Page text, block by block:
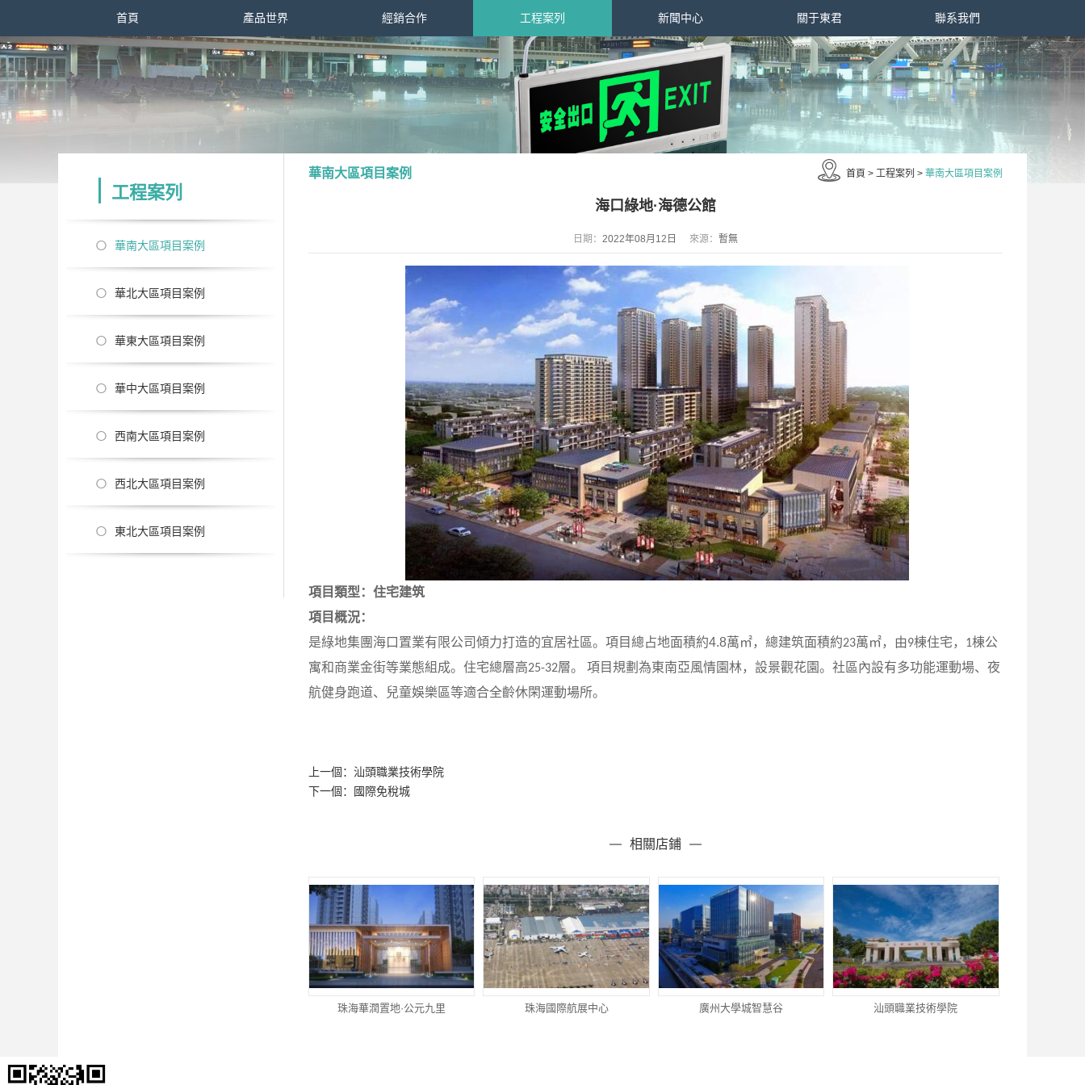
首頁 產品世界 經銷合作 工程案列 新聞中心 關于東君 聯系我們
工程案列
華南大區項目案例
華北大區項目案例
華東大區項目案例
華中大區項目案例
西南大區項目案例
西北大區項目案例
東北大區項目案例
華南大區項目案例 首頁 > 工程案列 > 華南大區項目案例
海口綠地·海德公館
日期： 2022年08月12日 來源： 暫無
項目類型：住宅建筑
項目概況：
是綠地集團海口置業有限公司傾力打造的宜居社區。項目總占地面積約4.8萬㎡，總建筑面積約23萬㎡，由9棟住宅， 1棟公
寓和商業金街等業態組成。住宅總層高25-32層。 項目規劃為東南亞風情園林，設景觀花園。社區內設有多功能運動場、夜
航健身跑道、兒童娛樂區等適合全齡休閑運動場所。
上一個： 汕頭職業技術學院
下一個：
國際免稅城
相關店鋪
珠海華潤置地·公元九里 珠海國際航展中心 廣州大學城智慧谷 汕頭職業技術學院